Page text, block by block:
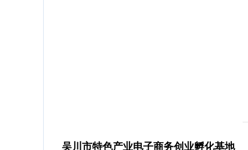
吴川市特色产业电子商务创业孵化基地